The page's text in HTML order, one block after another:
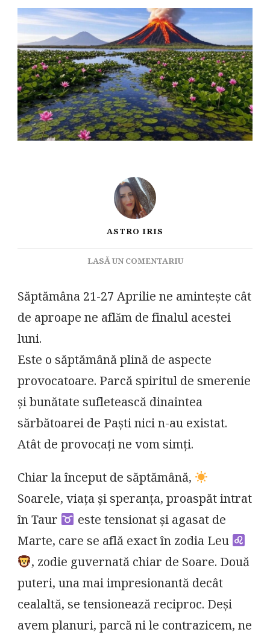
ASTRO IRIS
LASĂ UN COMENTARIULA
ȘI
ALEGERI
Săptămâna 21-27 Aprilie ne amintește cât
de aproape ne aflǎm de finalul acestei
luni.
Este o săptămână plină de aspecte
provocatoare. Parcă spiritul de smerenie
și bunătate sufletească dinaintea
sărbătoarei de Paști nici n-au existat.
Atât de provocați ne vom simți.
Chiar la început de săptămână,
Soarele, viața și speranța, proaspăt intrat
în Taur
este tensionat și agasat de
Marte, care se află exact în zodia Leu
, zodie guvernată chiar de Soare. Două
puteri, una mai impresionantă decât
cealaltă, se tensionează reciproc. Deși
avem planuri, parcă ni le contrazicem, ne